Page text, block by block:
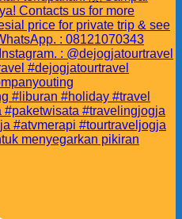
menyegarkan pikiran